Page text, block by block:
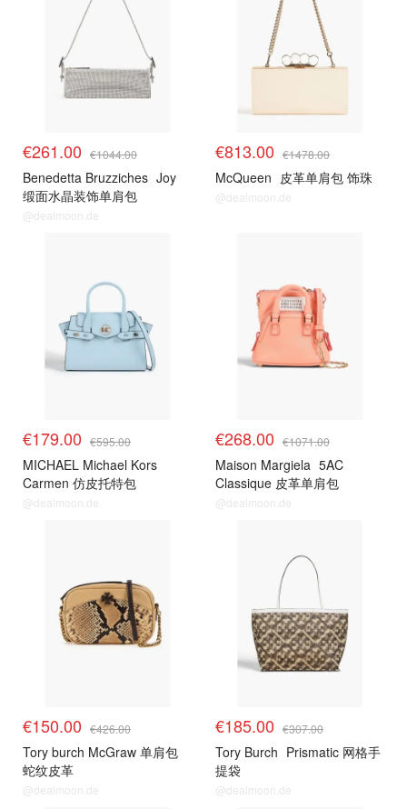
€261.00 €1044.00
Benedetta Bruzziches Joy
缎面水晶装饰单肩包
@dealmoon.de
€813.00 €1478.00
McQueen 皮革单肩包 饰珠
@dealmoon.de
€179.00 €595.00
MICHAEL Michael Kors
Carmen 仿皮托特包
@dealmoon.de
€268.00 €1071.00
Maison Margiela 5AC
Classique 皮革单肩包
@dealmoon.de
€150.00 €426.00
Tory burch McGraw 单肩包
蛇纹皮革
@dealmoon.de
€185.00 €307.00
Tory Burch Prismatic 网格手
提袋
@dealmoon.de